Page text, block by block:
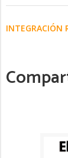
INTEGRACIÓN